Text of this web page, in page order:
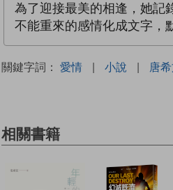
為了迎接最美的相逢，她記
不能重來的感情化成文字，
關鍵字詞： 愛情 | 小說 | 唐
相關書籍